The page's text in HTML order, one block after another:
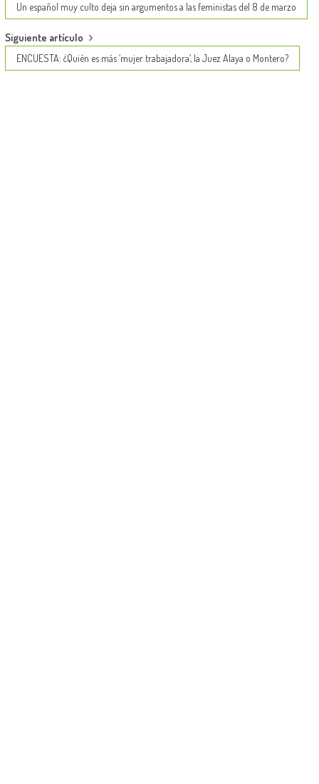
navigation
Un español muy culto deja sin argumentos a las feministas del 8 de marzo
Siguiente artículo
ENCUESTA: ¿Quién es más ‘mujer trabajadora’, la Juez Alaya o Montero?